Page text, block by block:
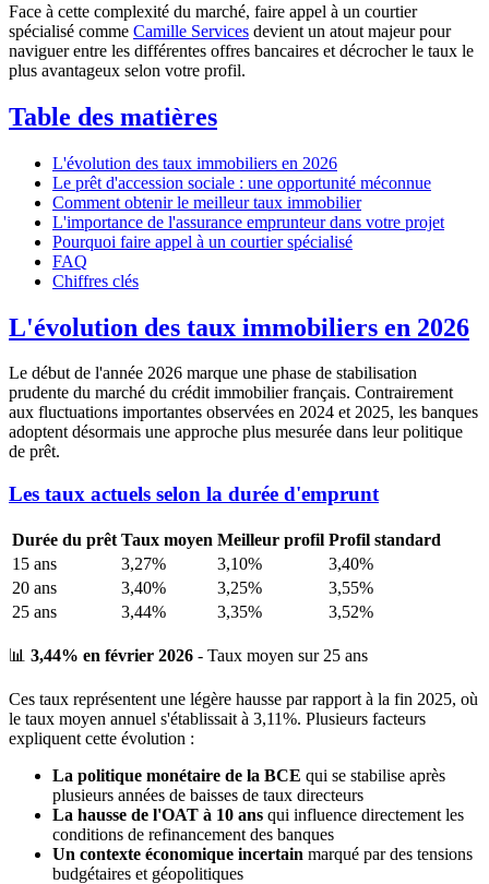
Face à cette complexité du marché, faire appel à un courtier
spécialisé comme Camille Services devient un atout majeur pour
naviguer entre les différentes offres bancaires et décrocher le taux le
plus avantageux selon votre profil.
Table des matières
L'évolution des taux immobiliers en 2026
Le prêt d'accession sociale : une opportunité méconnue
Comment obtenir le meilleur taux immobilier
L'importance de l'assurance emprunteur dans votre projet
Pourquoi faire appel à un courtier spécialisé
FAQ
Chiffres clés
L'évolution des taux immobiliers en 2026
Le début de l'année 2026 marque une phase de stabilisation
prudente du marché du crédit immobilier français. Contrairement
aux fluctuations importantes observées en 2024 et 2025, les banques
adoptent désormais une approche plus mesurée dans leur politique
de prêt.
Les taux actuels selon la durée d'emprunt
Durée du prêt Taux moyen Meilleur profil Profil standard
15 ans
3,27% 3,10%
3,40%
20 ans
3,40% 3,25%
3,55%
25 ans
3,44% 3,35% 3,52%
📊 3,44% en février 2026 - Taux moyen sur 25 ans
Ces taux représentent une légère hausse par rapport à la fin 2025, où
le taux moyen annuel s'établissait à 3,11%. Plusieurs facteurs
expliquent cette évolution :
La politique monétaire de la BCE qui se stabilise après
plusieurs années de baisses de taux directeurs
La hausse de l'OAT à 10 ans qui influence directement les
conditions de refinancement des banques
Un contexte économique incertain marqué par des tensions
budgétaires et géopolitiques